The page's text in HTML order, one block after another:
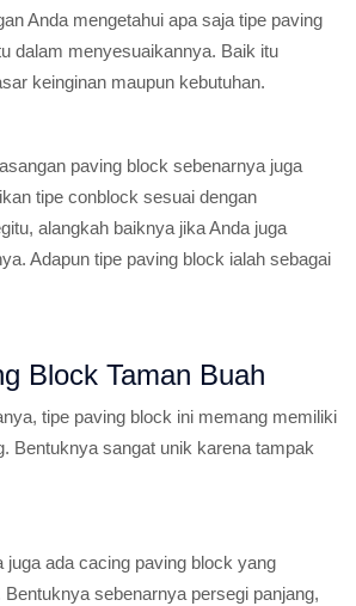
Anda mengetahui apa saja tipe paving
dalam menyesuaikannya. Baik itu
keinginan maupun kebutuhan.
paving block sebenarnya juga
tipe conblock sesuai dengan
alangkah baiknya jika Anda juga
Adapun tipe paving block ialah sebagai
Block Taman Buah
tipe paving block ini memang memiliki
Bentuknya sangat unik karena tampak
juga ada cacing paving block yang
sebenarnya persegi panjang,